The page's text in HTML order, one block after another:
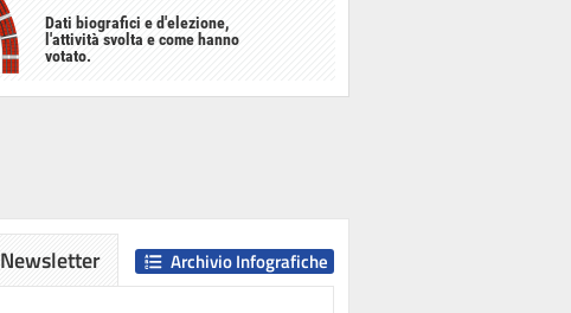
Dati biografici e d'elezione,
l'attività svolta e come hanno
votato.
Archivio Infografiche
Newsletter